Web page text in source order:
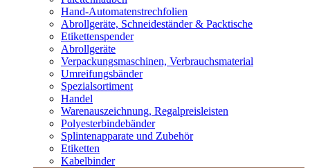
Hand-Automatenstrechfolien
Abrollgeräte, Schneideständer & Packtische
Etikettenspender
Abrollgeräte
Verpackungsmaschinen, Verbrauchsmaterial
Umreifungsbänder
Spezialsortiment
Handel
Warenauszeichnung, Regalpreisleisten
Polyesterbindebänder
Splintenapparate und Zubehör
Etiketten
Kabelbinder